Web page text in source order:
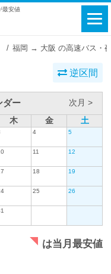
最安値
福岡 → 大阪 の高速バス・
逆区間
ダー
次月 >
木 金 土
4 5
11 12
18 19
25 26
は当月最安値